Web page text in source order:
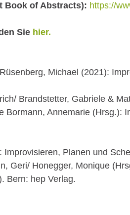
Book of Abstracts): https://
Sie hier.
Michael (2021):
Brandstetter, Gabriele &
Bormann, Annemarie (Hrsg.):
Improvisieren, Planen und
Geri/ Honegger, Monique
Bern: hep Verlag.